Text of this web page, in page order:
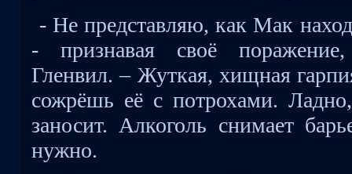
- Не представляю, как Мак
- признавая своё
Гленвил. – Жуткая, хищная
сожрёшь её с потрохами.
заносит. Алкоголь снимает
нужно.